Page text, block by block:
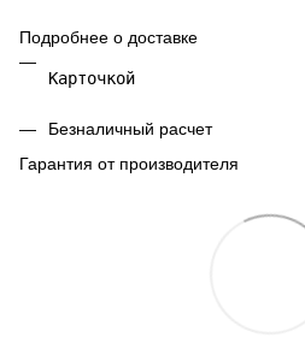
Подробнее о доставке
Карточкой
Безналичный расчет
Гарантия от производителя